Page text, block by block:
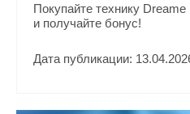
Покупайте технику
и получайте бонус!
Дата публикации: